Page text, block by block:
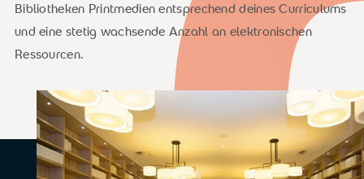
Bibliotheken Printmedien entsprechend deines Curriculums
und eine stetig wachsende Anzahl an elektronischen
Ressourcen.